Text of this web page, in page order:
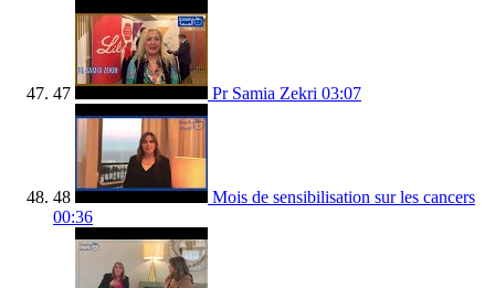
47 Pr Samia Zekri 03:07
48
Mois de sensibilisation sur les cancers
00:36